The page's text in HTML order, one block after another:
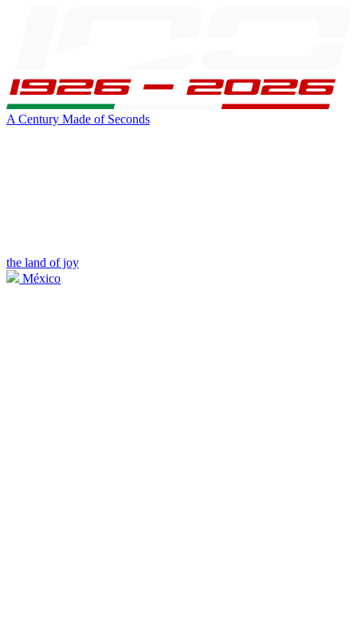
A Century Made of Seconds
the land of joy
México